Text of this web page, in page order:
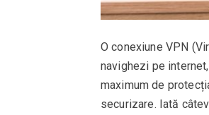
O conexiune VPN
navighezi pe
maximum de
securizare. Iată